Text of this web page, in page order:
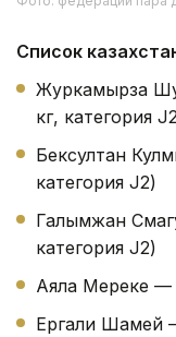
Список
Журкамырза
кг, категория
Бексултан
категория J2)
Галымжан
категория J2)
Аяла Мереке —
Ергали Шамей